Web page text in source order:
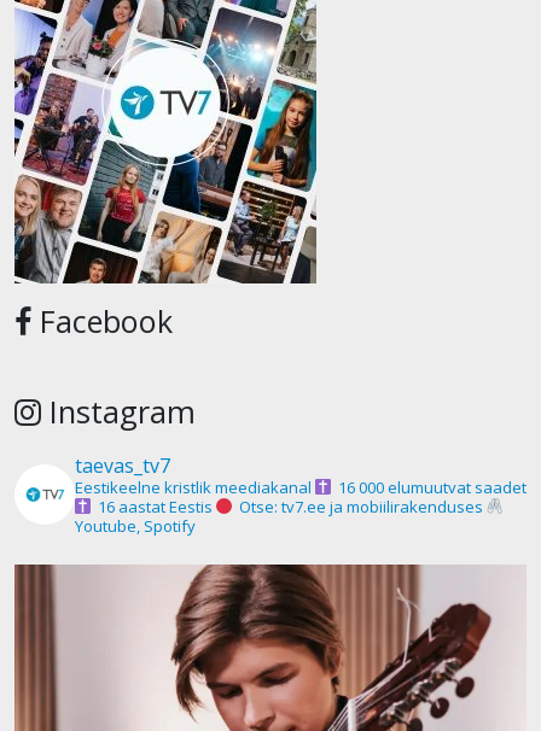
Facebook
Instagram
taevas_tv7
Eestikeelne kristlik meediakanal
16 000 elumuutvat saadet
16 aastat Eestis
Otse: tv7.ee ja mobiilirakenduses
Youtube, Spotify